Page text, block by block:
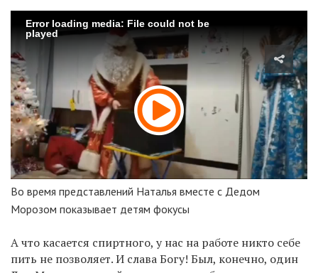
Error loading media: File could not be
played
Во время представлений Наталья вместе с Дедом
Морозом показывает детям фокусы
А что касается спиртного, у нас на работе никто себе
пить не позволяет. И слава Богу! Был, конечно, один